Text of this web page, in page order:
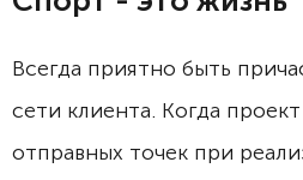
Всегда приятно быть
сети клиента. Когда
отправных точек при